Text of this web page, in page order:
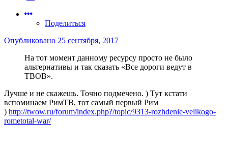
Поделиться
Опубликовано 25 сентября, 2017
На тот момент данному ресурсу просто не было
альтернативы и так сказать «Все дороги ведут в
ТВОВ».
Лучше и не скажешь. Точно подмечено. ) Тут кстати
вспоминаем РимТВ, тот самый первый Рим
) http://twow.ru/forum/index.php?/topic/9313-rozhdenie-velikogo-
rometotal-war/